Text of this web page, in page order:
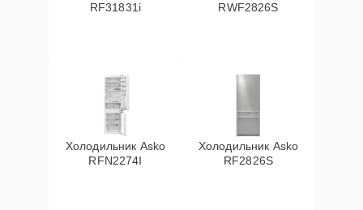
RF31831i
RWF2826S
Холодильник Asko
RFN2274I
Холодильник Asko
RF2826S